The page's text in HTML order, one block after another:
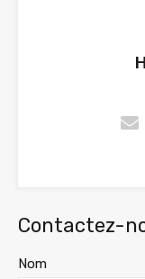
Contactez-
Nom